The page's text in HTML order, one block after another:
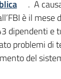
. A
è il mese
dipendenti e
problemi di
del